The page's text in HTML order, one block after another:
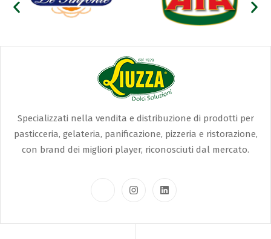
Specializzati nella vendita e distribuzione di prodotti per
pasticceria, gelateria, panificazione, pizzeria e ristorazione,
con brand dei migliori player, riconosciuti dal mercato.